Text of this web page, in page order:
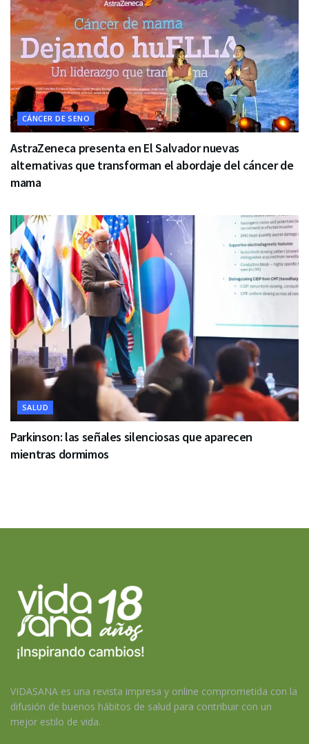
CÁNCER DE SENO
AstraZeneca presenta en El Salvador nuevas
alternativas que transforman el abordaje del cáncer de
mama
SALUD
Parkinson: las señales silenciosas que aparecen
mientras dormimos
VIDASANA es una revista impresa y online comprometida con la
difusión de buenos hábitos de salud para contribuir con un
mejor estilo de vida.